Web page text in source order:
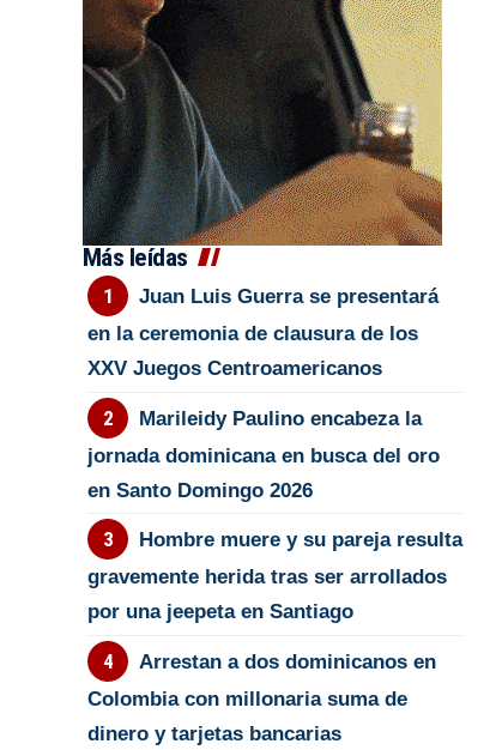
Más leídas
Juan Luis Guerra se presentará
en la ceremonia de clausura de los
XXV Juegos Centroamericanos
Marileidy Paulino encabeza la
jornada dominicana en busca del oro
en Santo Domingo 2026
Hombre muere y su pareja resulta
gravemente herida tras ser arrollados
por una jeepeta en Santiago
Arrestan a dos dominicanos en
Colombia con millonaria suma de
dinero y tarjetas bancarias